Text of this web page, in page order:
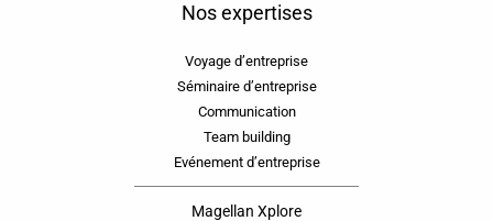
Nos expertises
Voyage d’entreprise
Séminaire d’entreprise
Communication
Team building
Evénement d’entreprise
Magellan Xplore